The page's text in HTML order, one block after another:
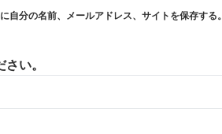
自分の名前、メールアドレス、サイトを保存する。
い。